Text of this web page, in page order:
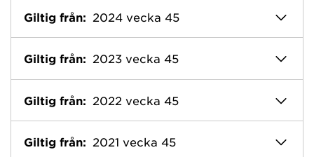
Giltig från: 2024 vecka 45
Giltig från: 2023 vecka 45
Giltig från: 2022 vecka 45
Giltig från: 2021 vecka 45